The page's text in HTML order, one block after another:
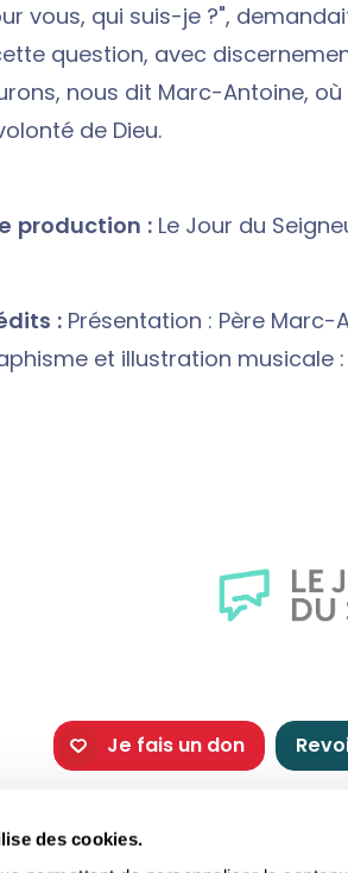
des cookies.
vous, qui suis-je ?",
question, avec
nous dit Marc-Antoine,
de Dieu.
production : Le Jour du
: Présentation : Père Marc-
et illustration musicale :
Je fais un don